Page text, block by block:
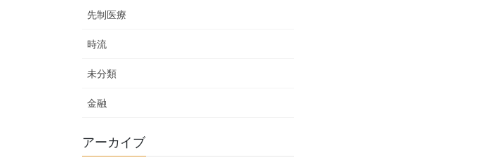
先制医療
時流
未分類
金融
アーカイブ